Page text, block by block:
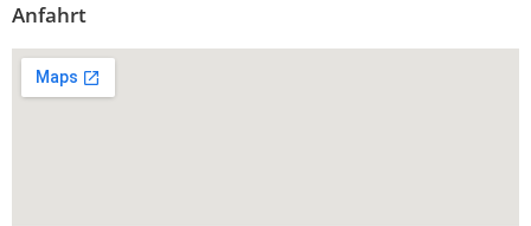
Anfahrt